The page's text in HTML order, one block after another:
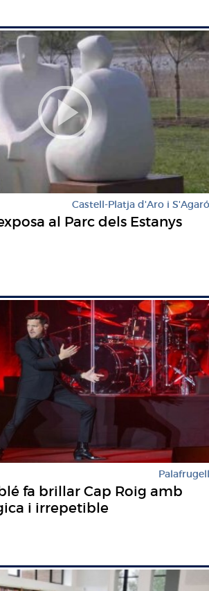
Castell-Platja d'Aro i S'Agaró
al Parc dels Estanys
Palafrugell
fa brillar Cap Roig amb
i irrepetible